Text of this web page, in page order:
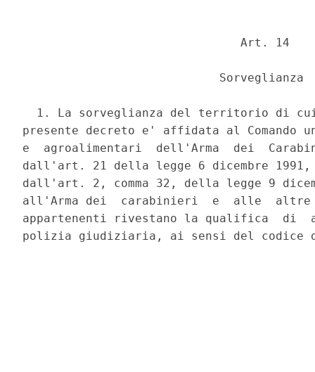
                               Art. 14
                            Sorveglianza
1. La sorveglianza del territorio di
presente decreto e' affidata al
e  agroalimentari  dell'Arma  dei
dall'art. 21 della legge 6 dicembre
dall'art. 2, comma 32, della legge 9
all'Arma dei  carabinieri  e  alle
appartenenti rivestano la qualifica